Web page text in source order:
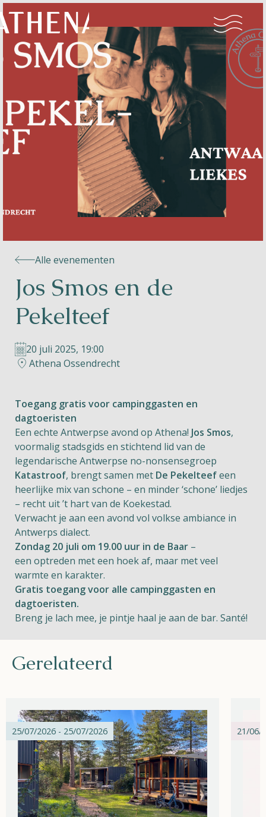
Naturisme
Community
Kalender
Le Perron
Helios
NL FR EN
Apple App Store
Android Play Store
Alle evenementen
Jos Smos en de
Pekelteef
20 juli 2025, 19:00
Athena Ossendrecht
Toegang gratis voor campinggasten en
dagtoeristen
Een echte Antwerpse avond op Athena! Jos Smos,
voormalig stadsgids en stichtend lid van de
legendarische Antwerpse no-nonsensegroep
Katastroof, brengt samen met De Pekelteefeen
heerlijke mix van schone – en minder ‘schone’ liedjes
– recht uit ’t hart van de Koekestad.
Verwacht je aan een avond vol volkse ambiance in
Antwerps dialect.
Zondag 20 juli om 19.00 uur in de Baar –
een optreden met een hoek af, maar met veel
warmte en karakter.
Gratis toegang voor alle campinggasten en
dagtoeristen.
Breng je lach mee, je pintje haal je aan de bar. Santé!
Gerelateerd
25/07/2026 - 25/07/2026 21/06/